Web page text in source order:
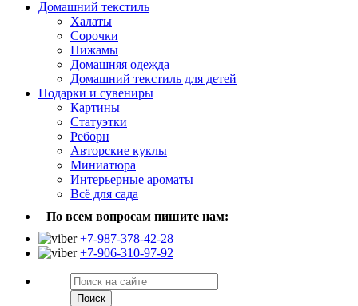
Домашний текстиль
Халаты
Сорочки
Пижамы
Домашняя одежда
Домашний текстиль для детей
Подарки и сувениры
Картины
Статуэтки
Реборн
Авторские куклы
Миниатюра
Интерьерные ароматы
Всё для сада
По всем вопросам пишите нам:
+7-987-378-42-28
+7-906-310-97-92
Поиск